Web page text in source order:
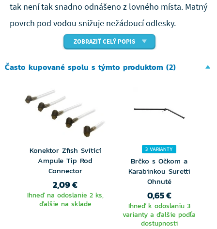
tak není tak snadno odnášeno z lovného místa. Matný
povrch pod vodou snižuje nežádoucí odlesky.
ZOBRAZIŤ CELÝ POPIS
Často kupované spolu s týmto produktom (2)
Konektor Zfish Svítící
Ampule Tip Rod
Connector
2,09 €
Ihneď na odoslanie 2 ks,
ďalšie na sklade
3 VARIANTY
Brčko s Očkom a
Karabinkou Suretti
Ohnuté
0,65 €
Ihneď k odoslaniu 3
varianty a ďalšie podľa
dostupnosti